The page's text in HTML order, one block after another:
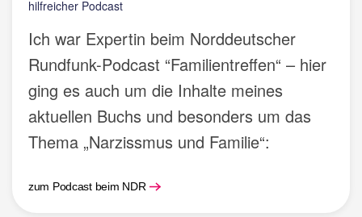
hilfreicher Podcast
Ich war Expertin beim Norddeutscher
Rundfunk-Podcast “Familientreffen“ – hier
ging es auch um die Inhalte meines
aktuellen Buchs und besonders um das
Thema „Narzissmus und Familie“:
zum Podcast beim NDR